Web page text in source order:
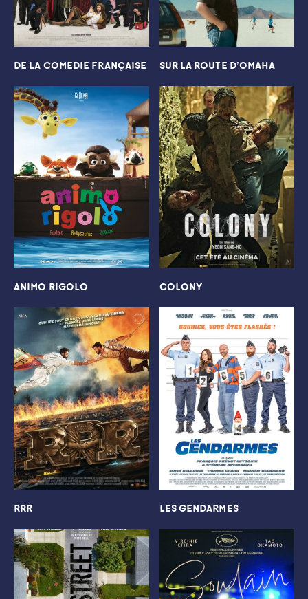
DE LA COMÉDIE FRANÇAISE SUR LA ROUTE D’OMAHA
ANIMO RIGOLO COLONY
RRR LES GENDARMES